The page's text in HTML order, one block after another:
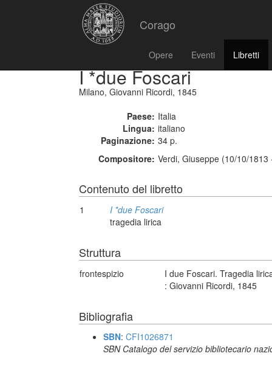
Corago
Opere Eventi Libretti
I *due Foscari
Milano, Giovanni Ricordi, 1845
Paese: Italia
Lingua: italiano
Paginazione: 34 p.
Compositore: Verdi, Giuseppe (10/10/
Contenuto del libretto
1
I *due Foscari
tragedia lirica
Struttura
frontespizio
I due Foscari. Tragedia
: Giovanni Ricordi, 1845
Bibliografia
SBN: CFI1026871
SBN Catalogo del servizio bibliotecario